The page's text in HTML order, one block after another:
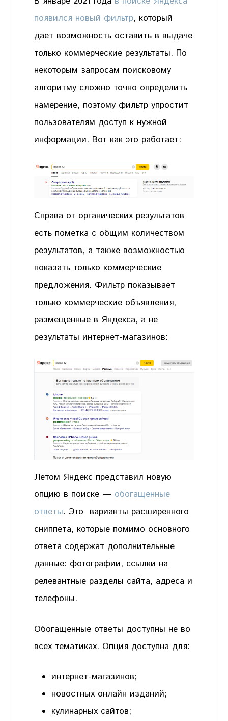
появился новый фильтр, который
дает возможность оставить в выдаче
только коммерческие результаты. По
некоторым запросам поисковому
алгоритму сложно точно определить
намерение, поэтому фильтр упростит
пользователям доступ к нужной
информации. Вот как это работает:
Справа от органических результатов
есть пометка с общим количеством
результатов, а также возможностью
показать только коммерческие
предложения. Фильтр показывает
только коммерческие объявления,
размещенные в Яндекса, а не
результаты интернет-магазинов:
Летом Яндекс представил новую
опцию в поиске — обогащенные
ответы. Это варианты расширенного
сниппета, которые помимо основного
ответа содержат дополнительные
данные: фотографии, ссылки на
релевантные разделы сайта, адреса и
телефоны.
Обогащенные ответы доступны не во
всех тематиках. Опция доступна для:
интернет-магазинов;
новостных онлайн изданий;
кулинарных сайтов;